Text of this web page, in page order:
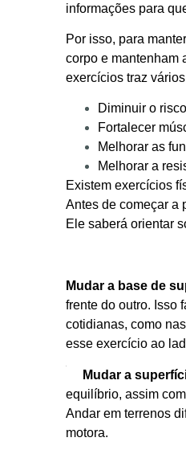
informações para
Por isso, para
corpo e mantenham
exercícios traz
Diminuir o
Fortalecer
Melhorar as
Melhorar a
Existem exercícios
Antes de começar a
Ele saberá orientar
Mudar a base de
frente do outro. Isso
cotidianas, como
esse exercício ao
Mudar a
equilíbrio, assim
Andar em terrenos
motora.